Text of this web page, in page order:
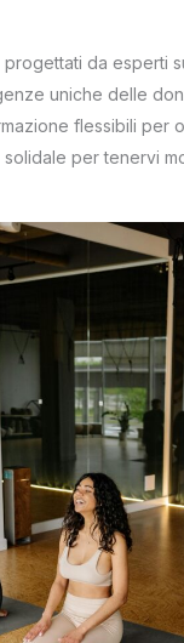
da esperti
uniche delle
flessibili per
solidale per tenervi